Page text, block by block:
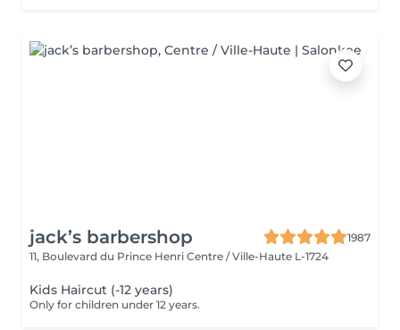
jack’s barbershop
1987
11, Boulevard du Prince Henri Centre / Ville-Haute L-1724
Kids Haircut (-12 years)
Only for children under 12 years.